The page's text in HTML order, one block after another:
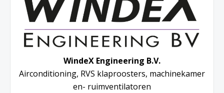
WindeX Engineering B.V.
Airconditioning, RVS klaproosters, machinekamer
en- ruimventilatoren